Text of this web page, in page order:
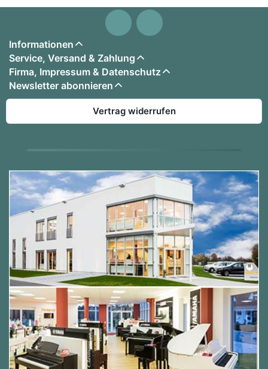
Informationen
Service, Versand & Zahlung
Firma, Impressum & Datenschutz
Newsletter abonnieren
Vertrag widerrufen